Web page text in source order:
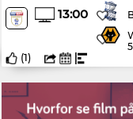
13:00
(1)